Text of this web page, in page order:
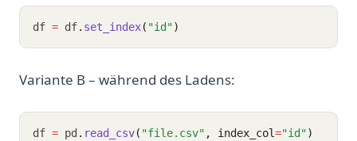
df = df. set_index( "id")
Variante B – während des Ladens:
df = pd . read_csv( "file.csv" , index_col="id")